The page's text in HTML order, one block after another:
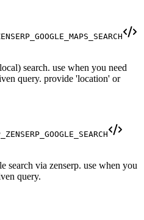
search. use when you need
query. provide 'location' or
search via zenserp. use when you
query.